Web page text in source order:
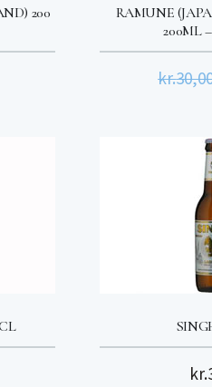
200
RAMUNE
200ML
kr.
kr.